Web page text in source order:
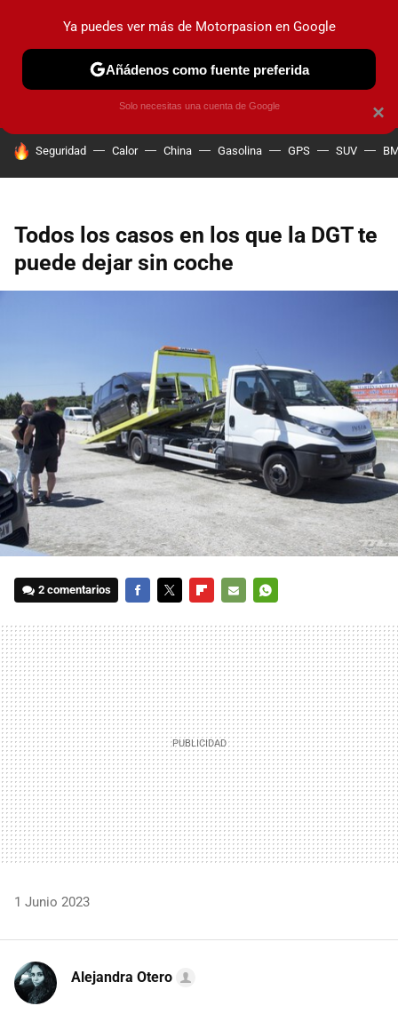
PRUEBAS COCHES ELÉCTRICOS OBSERVATORIO
HOY SE HABLA DE
Seguridad Calor China Gasolina GPS SUV
Todos los casos en los que la DGT te
puede dejar sin coche
2 comentarios
MAIL
1 Junio 2023
Alejandra Otero
×
Ya puedes ver más de Motorpasion en Google
Añádenos como fuente preferida
Solo necesitas una cuenta de Google